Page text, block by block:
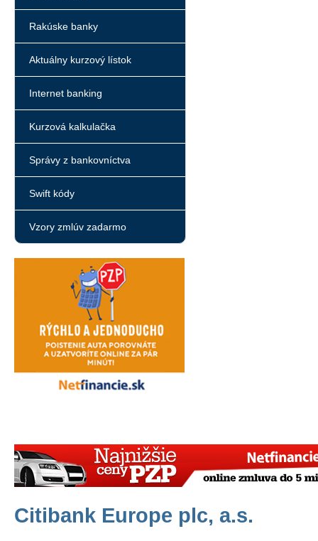
Rakúske banky
Aktuálny kurzový lístok
Internet banking
Kurzová kalkulačka
Správy z bankovníctva
Swift kódy
Vzory zmlúv zadarmo
Citibank Europe plc, a.s.